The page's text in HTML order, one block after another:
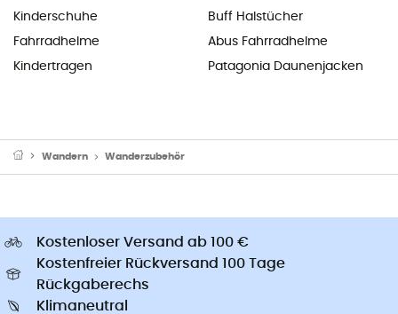
Kinderschuhe
Fahrradhelme
Kindertragen
Buff Halstücher
Abus Fahrradhelme
Patagonia Daunenjacken
Wandern Wanderzubehör
Kostenloser Versand ab 100 €
Kostenfreier Rückversand 100 Tage
Rückgaberechs
Klimaneutral